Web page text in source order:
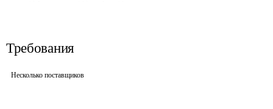
Требования
Несколько поставщиков